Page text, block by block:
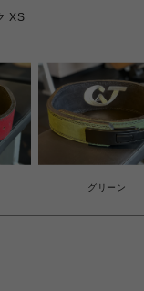
XS
グリーン